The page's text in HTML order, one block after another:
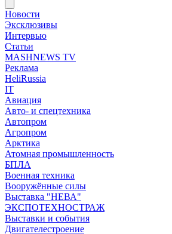
Новости
Эксклюзивы
Интервью
Статьи
MASHNEWS TV
Реклама
HeliRussia
IT
Авиация
Авто- и спецтехника
Автопром
Агропром
Арктика
Атомная промышленность
БПЛА
Военная техника
Вооружённые силы
Выставка "НЕВА"
ЭКСПОТЕХНОСТРАЖ
Выставки и события
Двигателестроение